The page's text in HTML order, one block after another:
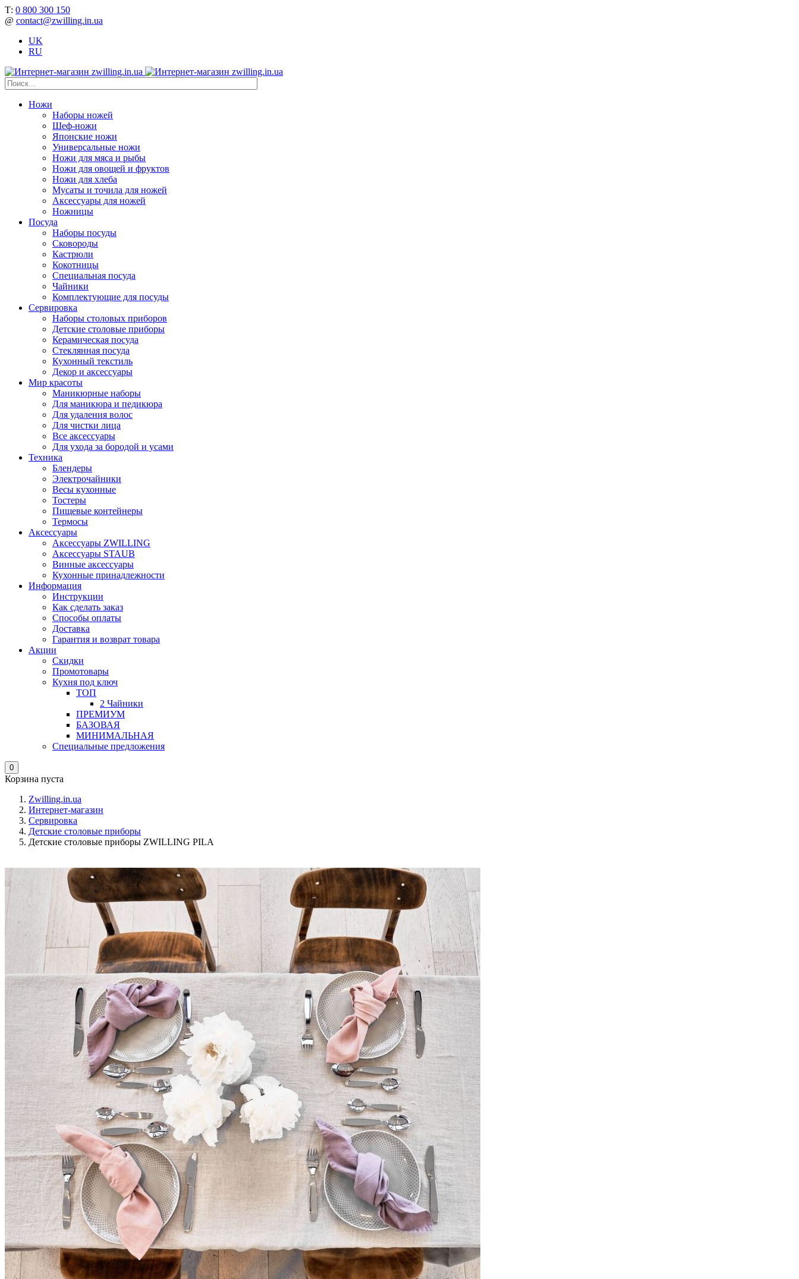
Т: 0 800 300 150
@ contact@zwilling.in.ua
UK
RU
Ножи
Наборы ножей
Шеф-ножи
Японские ножи
Универсальные ножи
Ножи для мяса и рыбы
Ножи для овощей и фруктов
Ножи для хлеба
Мусаты и точила для ножей
Аксессуары для ножей
Ножницы
Посуда
Наборы посуды
Сковороды
Кастрюли
Кокотницы
Специальная посуда
Чайники
Комплектующие для посуды
Сервировка
Наборы столовых приборов
Детские столовые приборы
Керамическая посуда
Стеклянная посуда
Кухонный текстиль
Декор и аксессуары
Мир красоты
Маникюрные наборы
Для маникюра и педикюра
Для удаления волос
Для чистки лица
Все аксессуары
Для ухода за бородой и усами
Техника
Блендеры
Электрочайники
Весы кухонные
Тостеры
Пищевые контейнеры
Термосы
Аксессуары
Аксессуары ZWILLING
Аксессуары STAUB
Винные аксессуары
Кухонные принадлежности
Информация
Инструкции
Как сделать заказ
Способы оплаты
Доставка
Гарантия и возврат товара
Акции
Скидки
Промотовары
Кухня под ключ
ТОП
2 Чайники
ПРЕМИУМ
БАЗОВАЯ
МИНИМАЛЬНАЯ
Специальные предложения
0
Корзина пуста
Zwilling.in.ua
Интернет-магазин
Сервировка
Детские столовые приборы
Детские столовые приборы ZWILLING PILA